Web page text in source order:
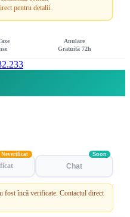
pentru detalii.
Anulare
Gratuită 72h
Neverificat
Chat
Soon
fost încă verificate. Contactul direct